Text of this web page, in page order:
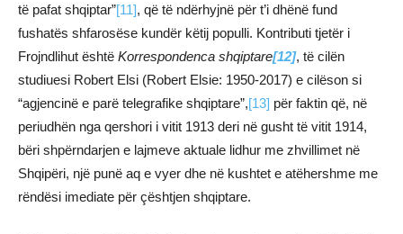
të pafat shqiptar”[11], që të ndërhyjnë për t’i dhënë fund
fushatës shfarosëse kundër këtij populli. Kontributi tjetër i
Frojndlihut është Korrespondenca shqiptare[12], të cilën
studiuesi Robert Elsi (Robert Elsie: 1950-2017) e cilëson si
“agjencinë e parë telegrafike shqiptare”,[13] për faktin që, në
periudhën nga qershori i vitit 1913 deri në gusht të vitit 1914,
bëri shpërndarjen e lajmeve aktuale lidhur me zhvillimet në
Shqipëri, një punë aq e vyer dhe në kushtet e atëhershme me
rëndësi imediate për çështjen shqiptare.